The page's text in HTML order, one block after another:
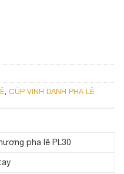
LÊ CAO CẤP GOGIFT PL30
CÚP VINH DANH PHA LÊ
pha lê PL30